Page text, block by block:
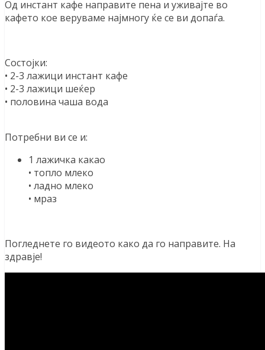
Од инстант кафе направите пена и уживајте во
кафето кое веруваме најмногу ќе се ви допаѓа.
Состојки:
• 2-3 лажици инстант кафе
• 2-3 лажици шеќер
• половина чаша вода
Потребни ви се и:
1 лажичка какао
• топло млеко
• ладно млеко
• мраз
Погледнете го видеото како да го направите. На
здравје!